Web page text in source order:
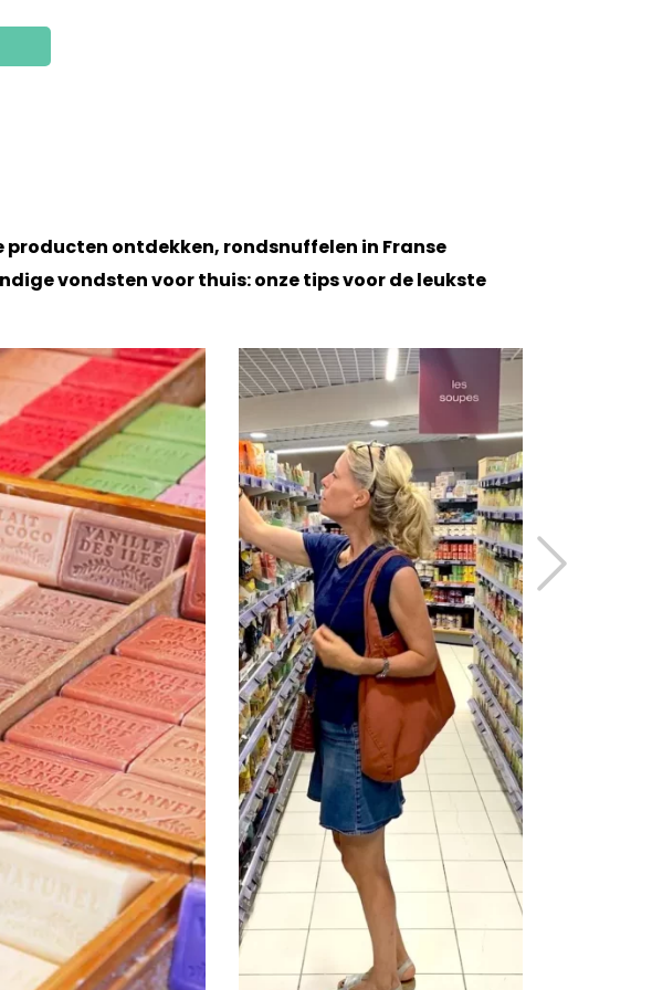
ontdekken, rondsnuffelen in Franse
vondsten voor thuis: onze tips voor de leukste